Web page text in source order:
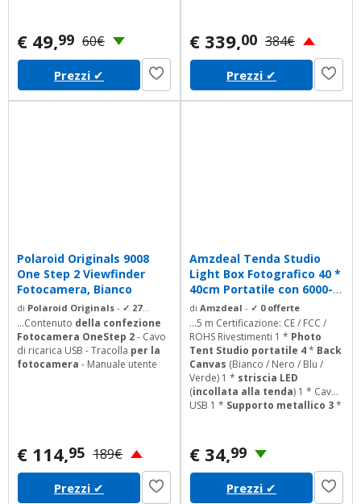
€ 49,99 60€
Prezzi ✔
€ 339,00 384€
Prezzi ✔
Polaroid Originals 9008
One Step 2 Viewfinder
Fotocamera, Bianco
di Polaroid Originals - ✓ 27
offerte
...Contenuto della confezione
Fotocamera OneStep 2- Cavo
di ricarica USB - Tracolla per la
fotocamera - Manuale utente
€ 114,95 189€
Prezzi ✔
Amzdeal Tenda Studio
Light Box Fotografico 40 *
40cm Portatile con 6000-
6500K...
di Amzdeal - ✓ 0 offerte
...5 m Certificazione: CE / FCC /
ROHS Rivestimenti 1 * Photo
Tent Studio portatile 4* Back
Canvas (Bianco / Nero / Blu /
Verde) 1 * striscia LED
(incollata alla tenda) 1 * Cavo
USB 1 * Supporto metallico 3*
€ 34,99
Prezzi ✔